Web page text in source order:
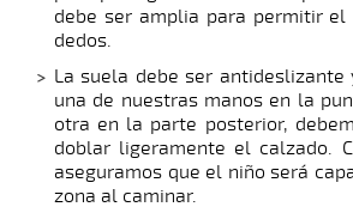
debe ser amplia para permitir
dedos.
La suela debe ser
una de nuestras manos en la
otra en la parte posterior,
doblar ligeramente el calzado.
aseguramos que el niño será
zona al caminar.